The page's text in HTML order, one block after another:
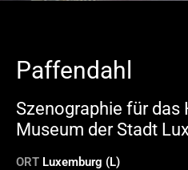
Paffendahl
Szenographie für das
Museum der Stadt
ORT Luxemburg (L)